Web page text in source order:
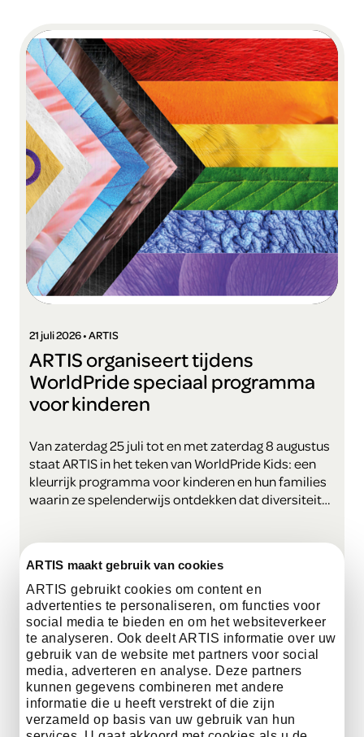
ARTIS maakt gebruik van cookies
ARTIS gebruikt cookies om content en
advertenties te personaliseren, om functies voor
social media te bieden en om het websiteverkeer
te analyseren. Ook deelt ARTIS informatie over uw
gebruik van de website met partners voor social
media, adverteren en analyse. Deze partners
kunnen gegevens combineren met andere
informatie die u heeft verstrekt of die zijn
verzameld op basis van uw gebruik van hun
ARTIS organiseert tijdens
WorldPride speciaal programma
voor kinderen
21 juli 2026 • ARTIS
Van zaterdag 25 juli tot en met zaterdag 8 augustus
staat ARTIS in het teken van WorldPride Kids: een
kleurrijk programma voor kinderen en hun families
waarin ze spelenderwijs ontdekken dat diversiteit
kom meer te weten